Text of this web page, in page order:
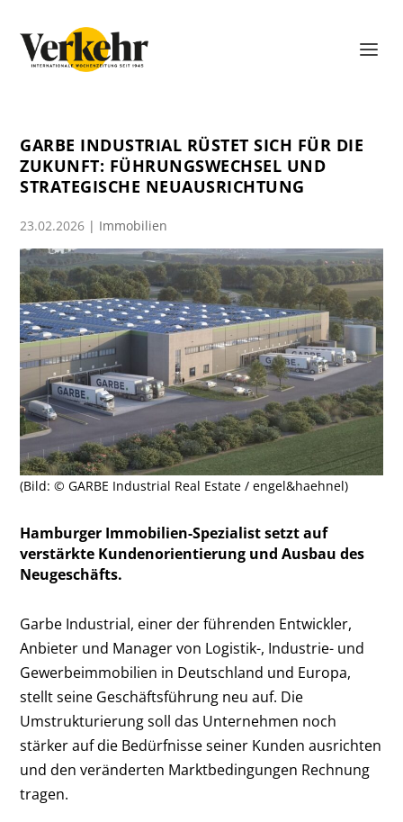
GARBE INDUSTRIAL RÜSTET SICH FÜR DIE
ZUKUNFT: FÜHRUNGSWECHSEL UND
STRATEGISCHE NEUAUSRICHTUNG
23.02.2026 | Immobilien
(Bild: © GARBE Industrial Real Estate / engel&haehnel)
Hamburger Immobilien-Spezialist setzt auf
verstärkte Kundenorientierung und Ausbau des
Neugeschäfts.
Garbe Industrial, einer der führenden Entwickler,
Anbieter und Manager von Logistik-, Industrie- und
Gewerbeimmobilien in Deutschland und Europa,
stellt seine Geschäftsführung neu auf. Die
Umstrukturierung soll das Unternehmen noch
stärker auf die Bedürfnisse seiner Kunden ausrichten
und den veränderten Marktbedingungen Rechnung
tragen.